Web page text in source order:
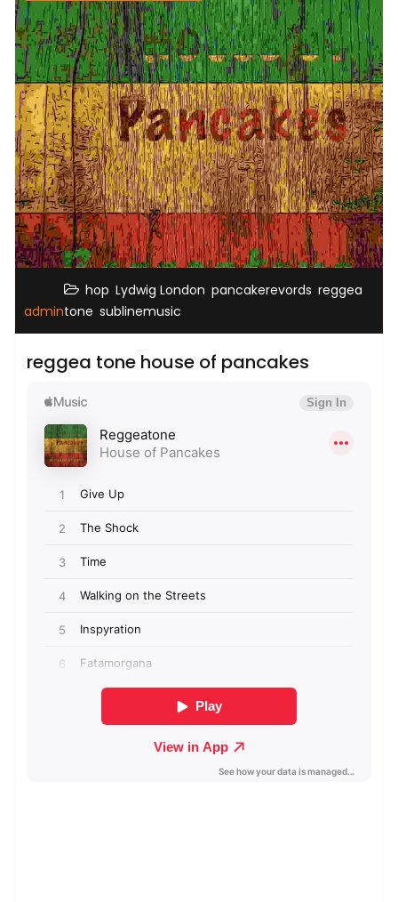
admin
hop Lydwig London pancakerevords reggea
tone sublinemusic
reggea tone house of pancakes